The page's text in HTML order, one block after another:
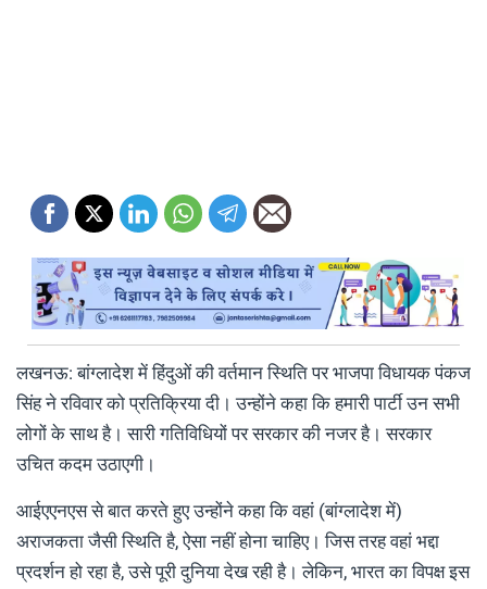
लखनऊ: बांग्लादेश में हिंदुओं की वर्तमान स्थिति पर भाजपा विधायक पंकज
सिंह ने रविवार को प्रतिक्रिया दी। उन्होंने कहा कि हमारी पार्टी उन सभी
लोगों के साथ है। सारी गतिविधियों पर सरकार की नजर है। सरकार
उचित कदम उठाएगी।
आईएएनएस से बात करते हुए उन्होंने कहा कि वहां (बांग्लादेश में)
अराजकता जैसी स्थिति है, ऐसा नहीं होना चाहिए। जिस तरह वहां भद्दा
प्रदर्शन हो रहा है, उसे पूरी दुनिया देख रही है। लेकिन, भारत का विपक्ष इस